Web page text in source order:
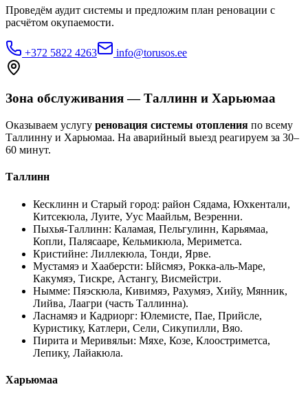
Проведём аудит системы и предложим план реновации с
расчётом окупаемости.
+372 5822 4263 info@torusos.ee
Зона обслуживания — Таллинн и Харьюмаа
Оказываем услугу реновация системы отопления по всему
Таллинну и Харьюмаа. На аварийный выезд реагируем за 30–
60 минут.
Таллинн
Кесклинн и Старый город: район Сядама, Юхкентали,
Китсекюла, Луите, Уус Маайльм, Веэренни.
Пыхья-Таллинн: Каламая, Пельгулинн, Карьямаа,
Копли, Палясааре, Кельмикюла, Мериметса.
Кристийне: Лиллекюла, Тонди, Ярве.
Мустамяэ и Хааберсти: Ыйсмяэ, Рокка-аль-Маре,
Какумяэ, Тискре, Астангу, Висмейстри.
Нымме: Пяэскюла, Кивимяэ, Рахумяэ, Хийу, Мянник,
Лийва, Лаагри (часть Таллинна).
Ласнамяэ и Кадриорг: Юлемисте, Пае, Прийсле,
Куристику, Катлери, Сели, Сикупилли, Вяо.
Пирита и Меривяльи: Мяхе, Козе, Клоостриметса,
Лепику, Лайакюла.
Харьюмаа